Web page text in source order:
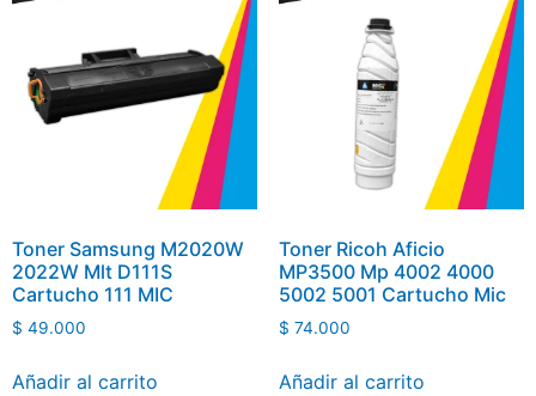
Toner Samsung M2020W
2022W Mlt D111S
Cartucho 111 MIC
$ 49.000
Añadir al carrito
Toner Ricoh Aficio
MP3500 Mp 4002 4000
5002 5001 Cartucho Mic
$ 74.000
Añadir al carrito